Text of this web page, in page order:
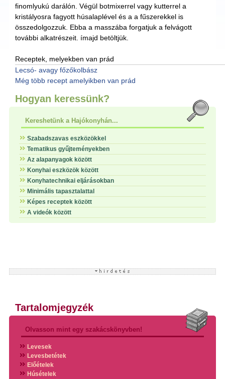
finomlyukú darálón. Végül botmixerrel vagy kutterrel a
kristályosra fagyott húsalaplével és a a fűszerekkel is
összedolgozzuk. Ebba a masszába forgatjuk a felvágott
további alkatrészeit. ímajd betöltjük.
Receptek, melyekben van prád
Lecsó- avagy főzőkolbász
Még több recept amelyikben van prád
Hogyan keressünk?
Kereshetünk a Hajókonyhán...
Szabadszavas eszközökkel
Tematikus gyűjteményekben
Az alapanyagok között
Konyhai eszközök között
Konyhatechnikai eljárásokban
Minimális tapasztalattal
Képes receptek között
A videók között
Tartalomjegyzék
Olvasson mint egy szakácskönyvben!
Levesek
Levesbetétek
Előételek
Húsételek